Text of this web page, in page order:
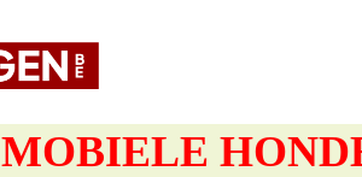
MOBIELE